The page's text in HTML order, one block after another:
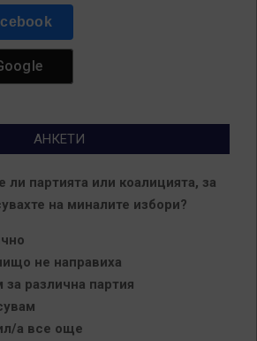
АНКЕТИ
партията или коалицията, за
на миналите избори?
не направиха
различна партия
а все още